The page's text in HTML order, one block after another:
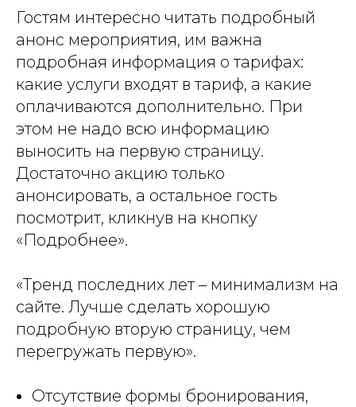
Гостям интересно читать подробный
анонс мероприятия, им важна
подробная информация о тарифах:
какие услуги входят в тариф, а какие
оплачиваются дополнительно. При
этом не надо всю информацию
выносить на первую страницу.
Достаточно акцию только
анонсировать, а остальное гость
посмотрит, кликнув на кнопку
«Подробнее».
«Тренд последних лет – минимализм на
сайте. Лучше сделать хорошую
подробную вторую страницу, чем
перегружать первую».
Отсутствие формы бронирования,